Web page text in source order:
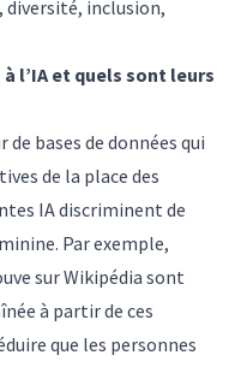
diversité, inclusion,
l’IA et quels sont leurs
bases de données qui
de la place des
IA discriminent de
Par exemple,
sur Wikipédia sont
à partir de ces
que les personnes